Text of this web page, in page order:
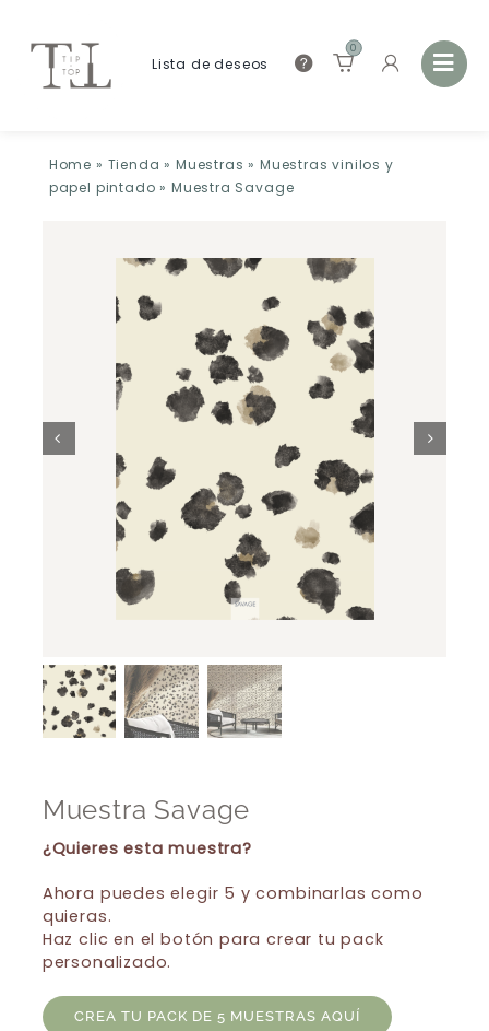
Lista de deseos
0
Home » Tienda » Muestras » Muestras vinilos y
papel pintado » Muestra Savage
Muestra Savage
¿Quieres esta muestra?
Ahora puedes elegir 5 y combinarlas como
quieras.
Haz clic en el botón para crear tu pack
personalizado.
CREA TU PACK DE 5 MUESTRAS AQUÍ